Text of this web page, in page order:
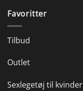
Favoritter
Tilbud
Outlet
Sexlegetøj til kvinder